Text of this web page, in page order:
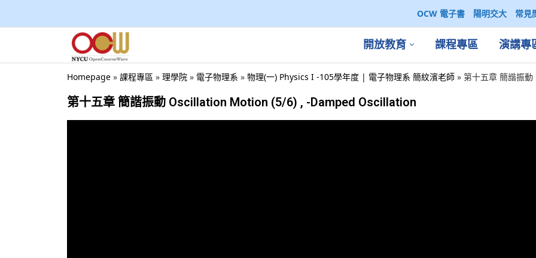
OCW 電子書 陽明交大 常見
開放教育 課程專區 演講專
Homepage » 課程專區 » 理學院 » 電子物理系 » 物理(一) Physics I -105學年度 | 電子物理系 簡紋濱老師 » 第十五章 簡諧振
第十五章 簡諧振動 Oscillation Motion (5/6) , -Damped Oscillation